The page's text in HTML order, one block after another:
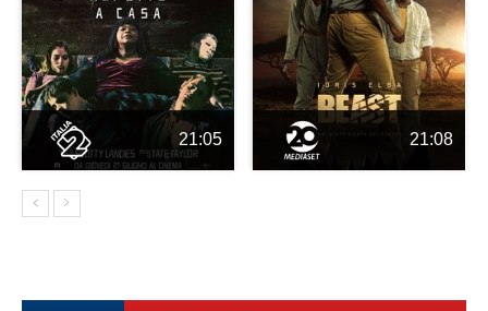
21:05 21:08